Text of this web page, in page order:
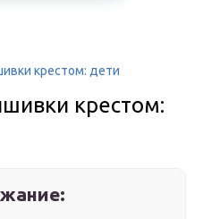
крестом: дети
крестом: